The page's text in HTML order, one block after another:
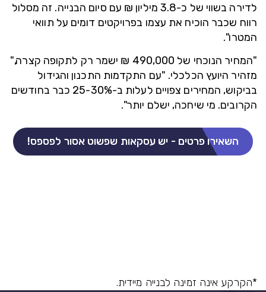
לדירה בשווי של כ-3.8 מיליון ₪ עם סיום הבנייה
. זה מסלול
רווח שכבר הוכיח את עצמו בפרויקטים דומים על תוואי
המטרו".
"המחיר הנוכחי של 490,000 ₪ ישמר רק לתקופה קצרה,"
מזהיר היועץ הכלכלי. "עם התקדמות התכנון והגידול
בביקוש, המחירים צפויים לעלות ב-25-30% כבר בחודשים
הקרובים. מי שיחכה, ישלם יותר".
השאירו פרטים - יש עסקאות שפשוט אסור לפספס!
*הקרקע אינה זמינה לבנייה מיידית.